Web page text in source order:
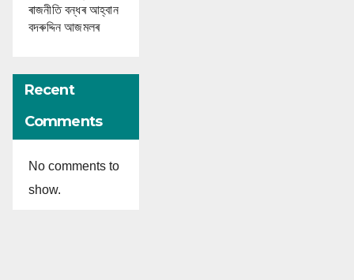
ৰাজনীতি বন্ধৰ আহ্বান
বদৰুদ্দিন আজমলৰ
Recent
Comments
No comments to
show.